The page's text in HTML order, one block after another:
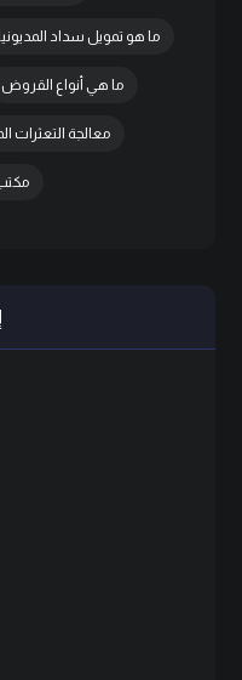
ما هو تمويل سداد
ما هي أنواع القروض
معالجة التعثرات